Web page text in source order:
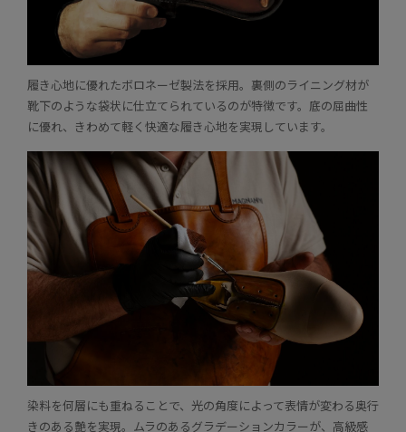
履き心地に優れたボロネーゼ製法を採用。裏側のライニング材が
靴下のような袋状に仕立てられているのが特徴です。底の屈曲性
に優れ、きわめて軽く快適な履き心地を実現しています。
染料を何層にも重ねることで、光の角度によって表情が変わる奥行
きのある艶を実現。ムラのあるグラデーションカラーが、高級感